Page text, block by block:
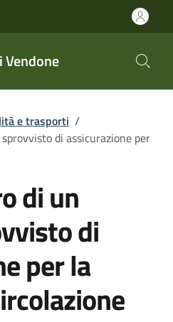
Vendone
e trasporti /
di assicurazione per
di un
di
per la